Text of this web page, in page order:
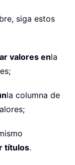
siga estos
valores enla
la columna de
títulos.